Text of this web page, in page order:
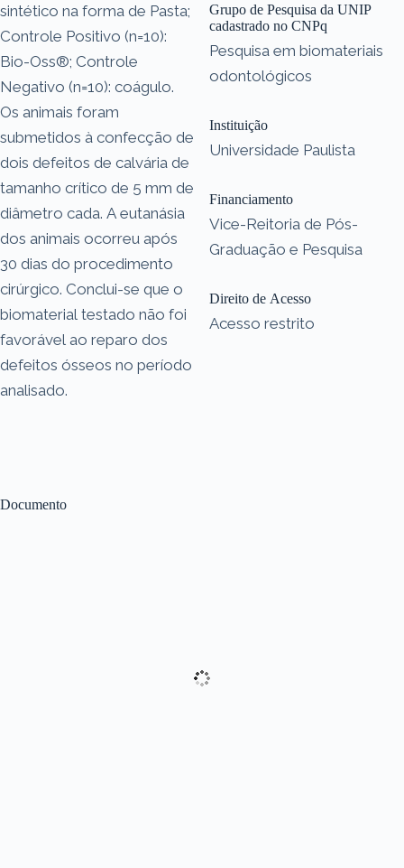
Documento
sintético na forma de Pasta;
Controle Positivo (n=10):
Bio-Oss®; Controle
Negativo (n=10): coágulo.
Os animais foram
submetidos à confecção de
dois defeitos de calvária de
tamanho crítico de 5 mm de
diâmetro cada. A eutanásia
dos animais ocorreu após
30 dias do procedimento
cirúrgico. Conclui-se que o
biomaterial testado não foi
favorável ao reparo dos
defeitos ósseos no período
analisado.
Grupo de Pesquisa da UNIP
cadastrado no CNPq
Pesquisa em biomateriais
odontológicos
Instituição
Universidade Paulista
Financiamento
Vice-Reitoria de Pós-
Graduação e Pesquisa
Direito de Acesso
Acesso restrito